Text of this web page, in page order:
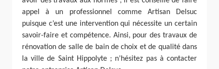
appel à un professionnel comme Artisan Delsuc
puisque c’est une intervention qui nécessite un certain
savoir-faire et compétence. Ainsi, pour des travaux de
rénovation de salle de bain de choix et de qualité dans
la ville de Saint Hippolyte ; n’hésitez pas à contacter